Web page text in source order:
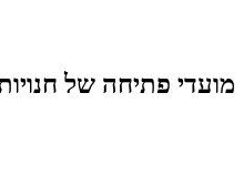
מועדי פתיחה של